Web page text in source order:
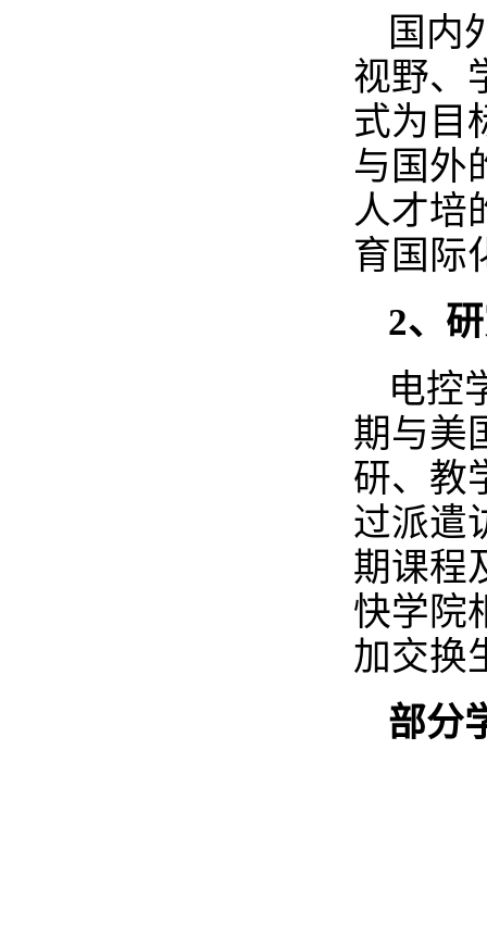
国内
视野、
式为目
与国外
人才培
育国际
2、
电控
期与美
研、教
过派遣
期课程
快学院
加交换
部分